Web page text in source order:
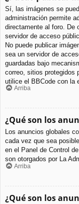
Sí, las imágenes se
administración permite
directamente al foro. De
servidor de acceso
No puede publicar
sea un servidor de
guardadas bajo
correo, sitios protegidos
utilice el BBCode con la
Arriba
¿Qué son los
Los anuncios globales
cada vez que sea
en el Panel de Control
son otorgados por La
Arriba
¿Qué son los